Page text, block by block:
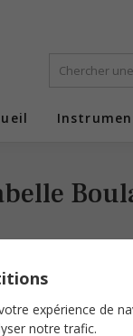
expérience de
notre trafic.